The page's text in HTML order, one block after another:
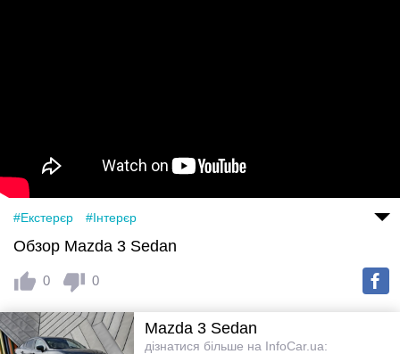
#Екстерєр #Інтерєр
Обзор Mazda 3 Sedan
0 0
Mazda 3 Sedan
дізнатися більше на InfoCar.ua: